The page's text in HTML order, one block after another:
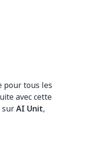
pour tous les
avec cette
surAI Unit,